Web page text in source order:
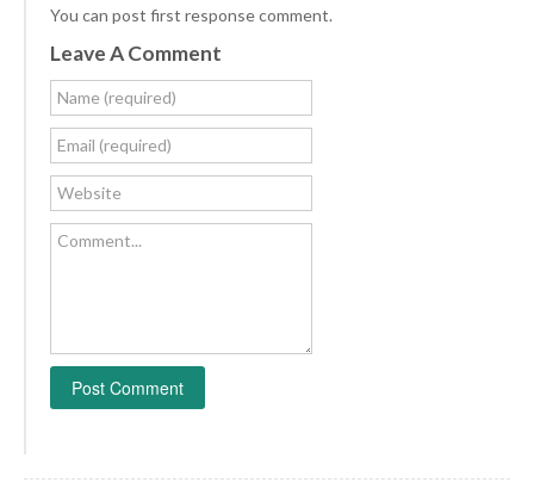
You can post first response comment.
Leave A Comment
Name (required)
Email (required)
Website
Comment...